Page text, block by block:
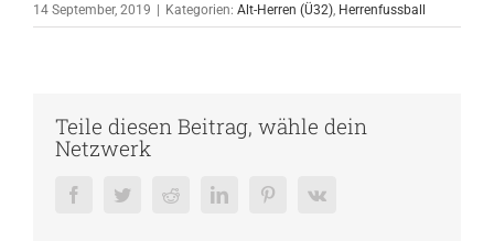
14 September, 2019 | Kategorien: Alt-Herren (Ü32) Herrenfussball
Teile diesen Beitrag, wähle dein
Netzwerk
FacebookTwitterRedditLinkedInPinterestVk